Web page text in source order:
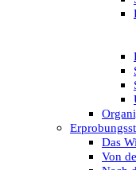
Das
Von